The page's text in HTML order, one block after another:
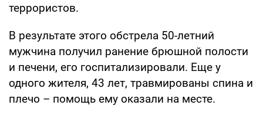
террористов.
В результате этого обстрела 50-летний
мужчина получил ранение брюшной полости
и печени, его госпитализировали. Еще у
одного жителя, 43 лет, травмированы спина и
плечо – помощь ему оказали на месте.